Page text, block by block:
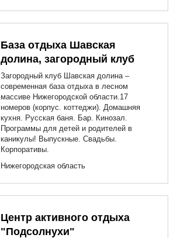
База отдыха Шавская
долина, загородный клуб
Загородный клуб Шавская долина –
современная база отдыха в лесном
массиве Нижегородской области.17
номеров (корпус. коттеджи). Домашняя
кухня. Русская баня. Бар. Кинозал.
Программы для детей и родителей в
каникулы! Выпускные. Свадьбы.
Корпоративы.
Нижегородская область
Центр активного отдыха
"Подсолнухи"